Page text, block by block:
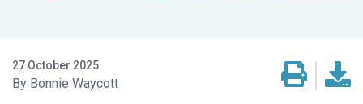
27 October 2025
Bonnie Waycott